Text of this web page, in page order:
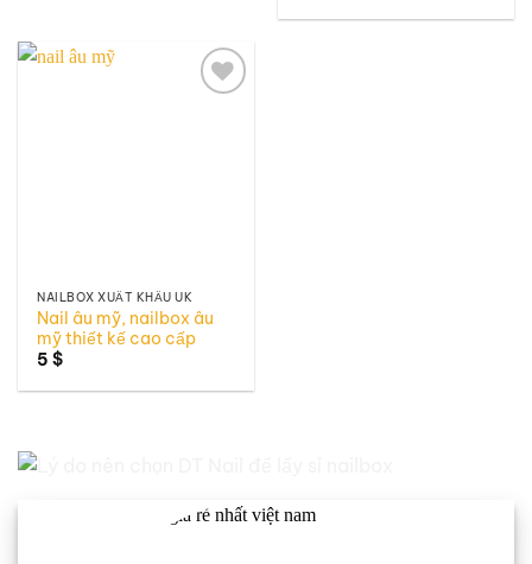
NAILBOX XUẤT KHẨU UK
Nail âu mỹ, nailbox âu
mỹ thiết kế cao cấp
5$